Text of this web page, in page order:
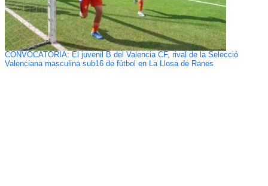
CONVOCATORIA: El juvenil B del Valencia CF, rival de la Selecció
Valenciana masculina sub16 de fútbol en La Llosa de Ranes